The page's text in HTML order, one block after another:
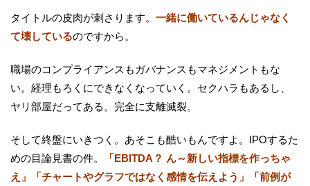
タイトルの皮肉が刺さります。 一緒に働いているんじゃなく
て壊しているのですから。
職場のコンプライアンスもガバナンスもマネジメントもな
い。経理もろくにできなくなっていく。セクハラもあるし、
ヤリ部屋だってある。完全に支離滅裂。
そして終盤にいきつく。あそこも酷いもんですよ。IPOするた
めの目論見書の件。
「EBITDA？ ん～新しい指標を作っちゃ
え」「チャートやグラフではなく感情を伝えよう」「前例が